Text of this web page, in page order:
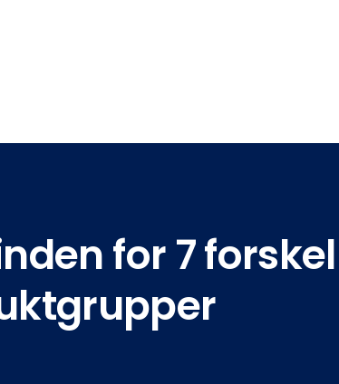
for 7